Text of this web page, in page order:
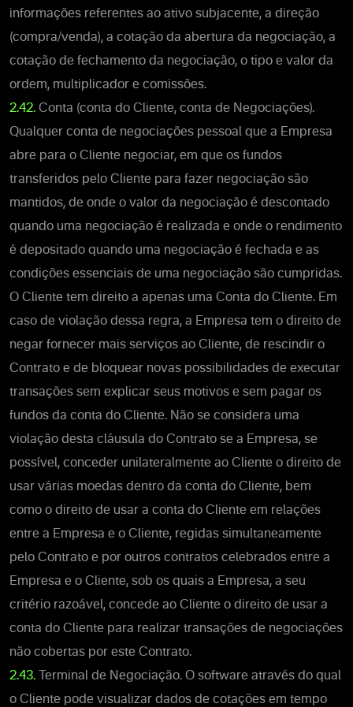
informações referentes ao ativo subjacente, a direção
(compra/venda), a cotação da abertura da negociação, a
cotação de fechamento da negociação, o tipo e valor da
ordem, multiplicador e comissões.
2.42. Conta (conta do Cliente, conta de Negociações).
Qualquer conta de negociações pessoal que a Empresa
abre para o Cliente negociar, em que os fundos
transferidos pelo Cliente para fazer negociação são
mantidos, de onde o valor da negociação é descontado
quando uma negociação é realizada e onde o rendimento
é depositado quando uma negociação é fechada e as
condições essenciais de uma negociação são cumpridas.
O Cliente tem direito a apenas uma Conta do Cliente. Em
caso de violação dessa regra, a Empresa tem o direito de
negar fornecer mais serviços ao Cliente, de rescindir o
Contrato e de bloquear novas possibilidades de executar
transações sem explicar seus motivos e sem pagar os
fundos da conta do Cliente. Não se considera uma
violação desta cláusula do Contrato se a Empresa, se
possível, conceder unilateralmente ao Cliente o direito de
usar várias moedas dentro da conta do Cliente, bem
como o direito de usar a conta do Cliente em relações
entre a Empresa e o Cliente, regidas simultaneamente
pelo Contrato e por outros contratos celebrados entre a
Empresa e o Cliente, sob os quais a Empresa, a seu
critério razoável, concede ao Cliente o direito de usar a
conta do Cliente para realizar transações de negociações
não cobertas por este Contrato.
2.43. Terminal de Negociação. O software através do qual
o Cliente pode visualizar dados de cotações em tempo